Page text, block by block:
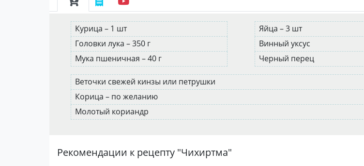
Курица – 1 шт
Головки лука – 350 г
Мука пшеничная – 40 г
Яйца – 3 шт
Винный уксус
Черный перец
Веточки свежей кинзы или петрушки
Корица – по желанию
Молотый кориандр
Рекомендации к рецепту "Чихиртма"